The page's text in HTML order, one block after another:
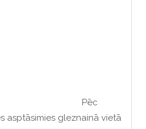
Pēc
asptāsimies gleznainā vietā